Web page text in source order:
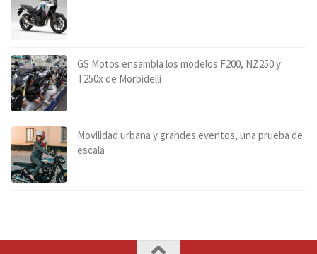
GS Motos ensambla los modelos F200, NZ250 y
T250x de Morbidelli
Movilidad urbana y grandes eventos, una prueba de
escala